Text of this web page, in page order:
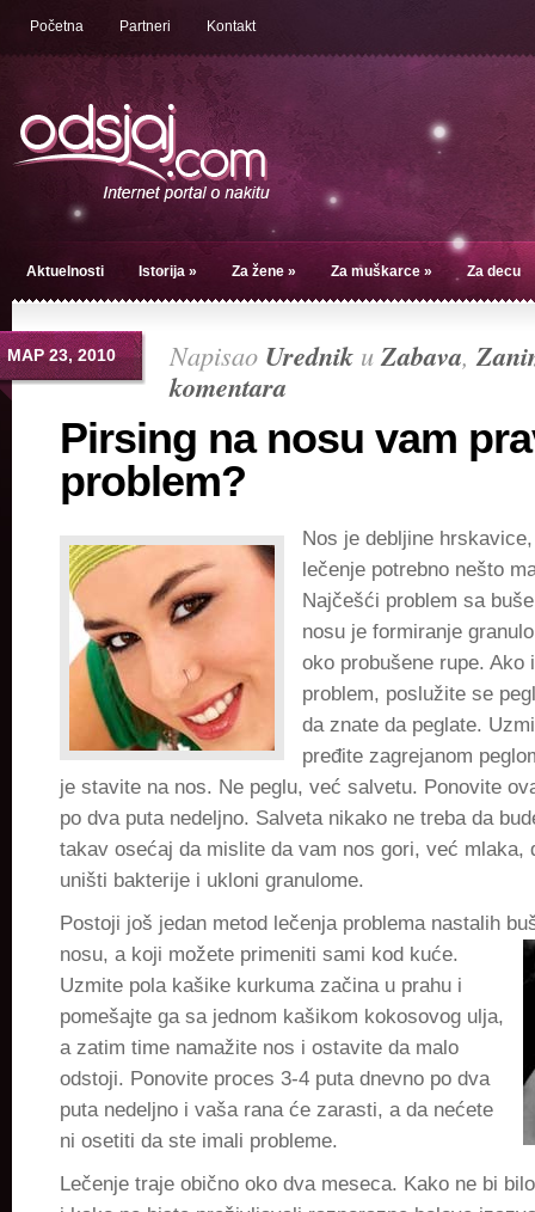
Početna Partneri Kontakt
Aktuelnosti Istorija » Za žene » Za muškarce » Za decu
МАР 23, 2010 Napisao Urednik uZabava,
komentara
Pirsing na nosu vam
problem?
Nos je debljine
lečenje potrebno nešto
Najčešći problem sa
nosu je formiranje
oko probušene rupe. Ako
problem, poslužite se
da znate da peglate.
pređite zagrejanom
je stavite na nos. Ne peglu, već salvetu. Ponovite
po dva puta nedeljno. Salveta nikako ne treba da
takav osećaj da mislite da vam nos gori, već mlaka,
uništi bakterije i ukloni granulome.
Postoji još jedan metod lečenja problema nastalih
nosu, a koji možete primeniti sami kod kuće.
Uzmite pola kašike kurkuma začina u prahu i
pomešajte ga sa jednom kašikom kokosovog ulja,
a zatim time namažite nos i ostavite da malo
odstoji. Ponovite proces 3-4 puta dnevno po dva
puta nedeljno i vaša rana će zarasti, a da nećete
ni osetiti da ste imali probleme.
Lečenje traje obično oko dva meseca. Kako ne bi